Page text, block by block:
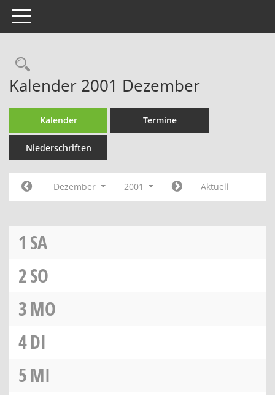
Toggle navigation
Rechercheauswahl
Kalender 2001 Dezember
Kalender Termine
Niederschriften
Dezember 2001 Aktuell
1 SA
2SO
3MO
4DI
5MI